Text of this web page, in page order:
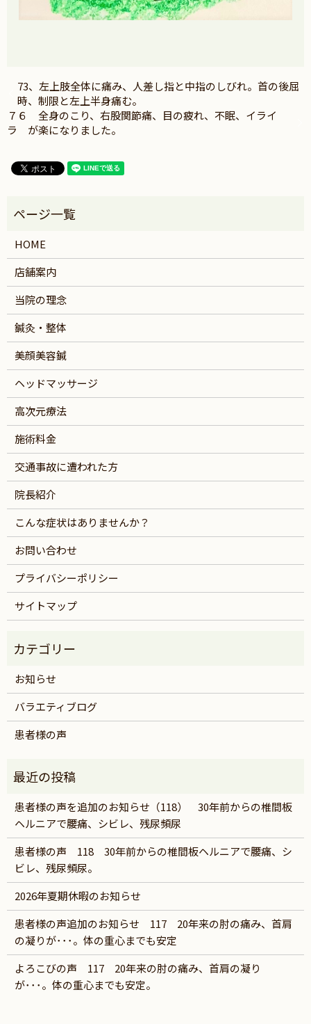
73、左上肢全体に痛み、人差し指と中指のしびれ。首の後屈
時、制限と左上半身痛む。
７６ 全身のこり、右股関節痛、目の疲れ、不眠、イライ
ラ が楽になりました。
HOME
店舗案内
当院の理念
鍼灸・整体
美顔美容鍼
ヘッドマッサージ
高次元療法
施術料金
交通事故に遭われた方
院長紹介
こんな症状はありませんか？
お問い合わせ
プライバシーポリシー
サイトマップ
お知らせ
バラエティブログ
患者様の声
患者様の声を追加のお知らせ（118） 30年前からの椎間板
ヘルニアで腰痛、シビレ、残尿頻尿
患者様の声 118 30年前からの椎間板ヘルニアで腰痛、シ
ビレ、残尿頻尿。
2026年夏期休暇のお知らせ
患者様の声追加のお知らせ 117 20年来の肘の痛み、首肩
の凝りが･･･。体の重心までも安定
よろこびの声 117 20年来の肘の痛み、首肩の凝り
が･･･。体の重心までも安定。